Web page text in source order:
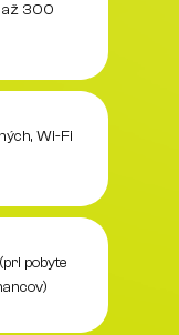
až 300
Wi-Fi
pobyte